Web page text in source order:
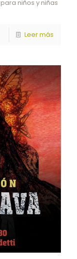
niños y niñas
Leer más